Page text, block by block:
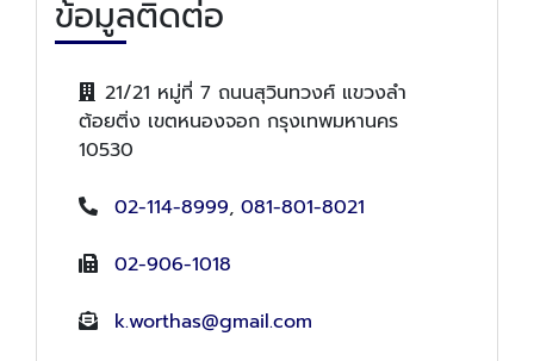
ข้อมูลติดต่อ
21/21 หมู่ที่ 7 ถนนสุวินทวงศ์ แขวงลำ
ต้อยติ่ง เขตหนองจอก กรุงเทพมหานคร
10530
02-114-8999, 081-801-8021
02-906-1018
k.worthas@gmail.com